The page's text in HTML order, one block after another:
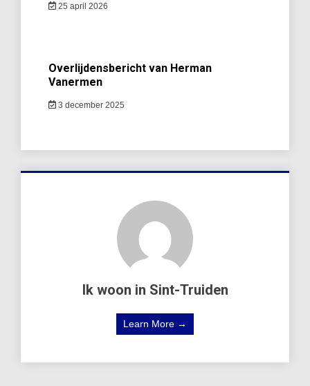
25 april 2026
Overlijdensbericht van Herman
Vanermen
3 december 2025
Ik woon in Sint-Truiden
Learn More →